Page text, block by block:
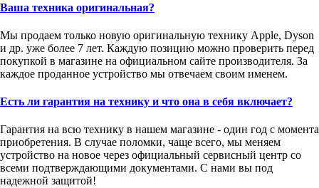
Ваша техника оригинальная?
Мы продаем только новую оригинальную технику Apple, Dyson
и др. уже более 7 лет. Каждую позицию можно проверить перед
покупкой в магазине на официальном сайте производителя. За
каждое проданное устройство мы отвечаем своим именем.
Есть ли гарантия на технику и что она в себя включает?
Гарантия на всю технику в нашем магазине - один год с момента
приобретения. В случае поломки, чаще всего, мы меняем
устройство на новое через официальный сервисный центр со
всеми подтверждающими документами. С нами вы под
надежной защитой!